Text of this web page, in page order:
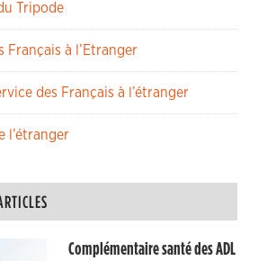
Tripode
Français à l’Etranger
des Français à l’étranger
l’étranger
Complémentaire santé des ADL